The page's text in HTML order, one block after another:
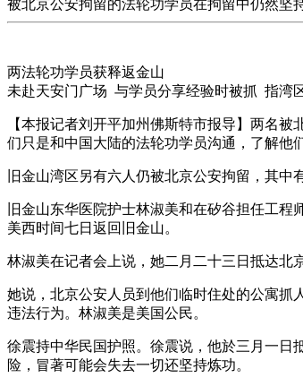
被北京公安拘留的法轮功学员在拘留中仍然坚
两法轮功学员获释返金山
未赴天安门广场 与学员分享经验时被抓 指湾
【本报记者刘开平加州佛斯特市报导】两名
们只是和中国大陆的法轮功学员沟通，了解他
旧金山湾区另有六人仍被北京公安拘留，其
旧金山东华医院护士林淑美和在矽谷担任工
美西时间七日返回旧金山。
林淑美在记者会上说，她二月二十三日抵达北
她说，北京公安人员到他们临时住处的公寓抓
违法行为。林淑美是美国公民。
徐震持中华民国护照。徐震说，他於三月一日
险，冒著可能会失去一切还坚持炼功。